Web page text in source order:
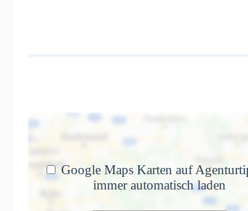
Besonders gut gefallen hat mir die
Felix Grote
Mai 2026
Antwort von roehler.nrw -